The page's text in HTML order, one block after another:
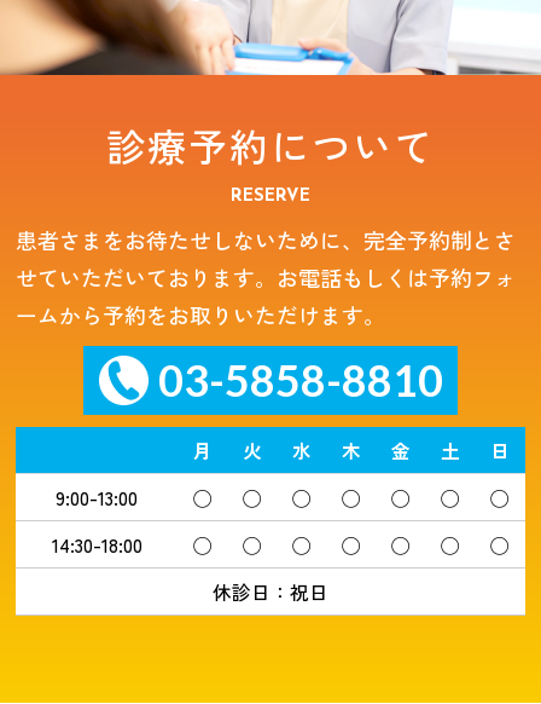
診療予約について
RESERVE
患者さまをお待たせしないために、完全予約制とさ
せていただいております。お電話もしくは予約フォ
ームから予約をお取りいただけます。
03-5858-8810
月 火 水 木 金 土
日
9:00-13:00
◯ ◯ ◯ ◯ ◯ ◯
◯
14:30-18:00
◯ ◯ ◯ ◯ ◯ ◯
◯
休診日：祝日